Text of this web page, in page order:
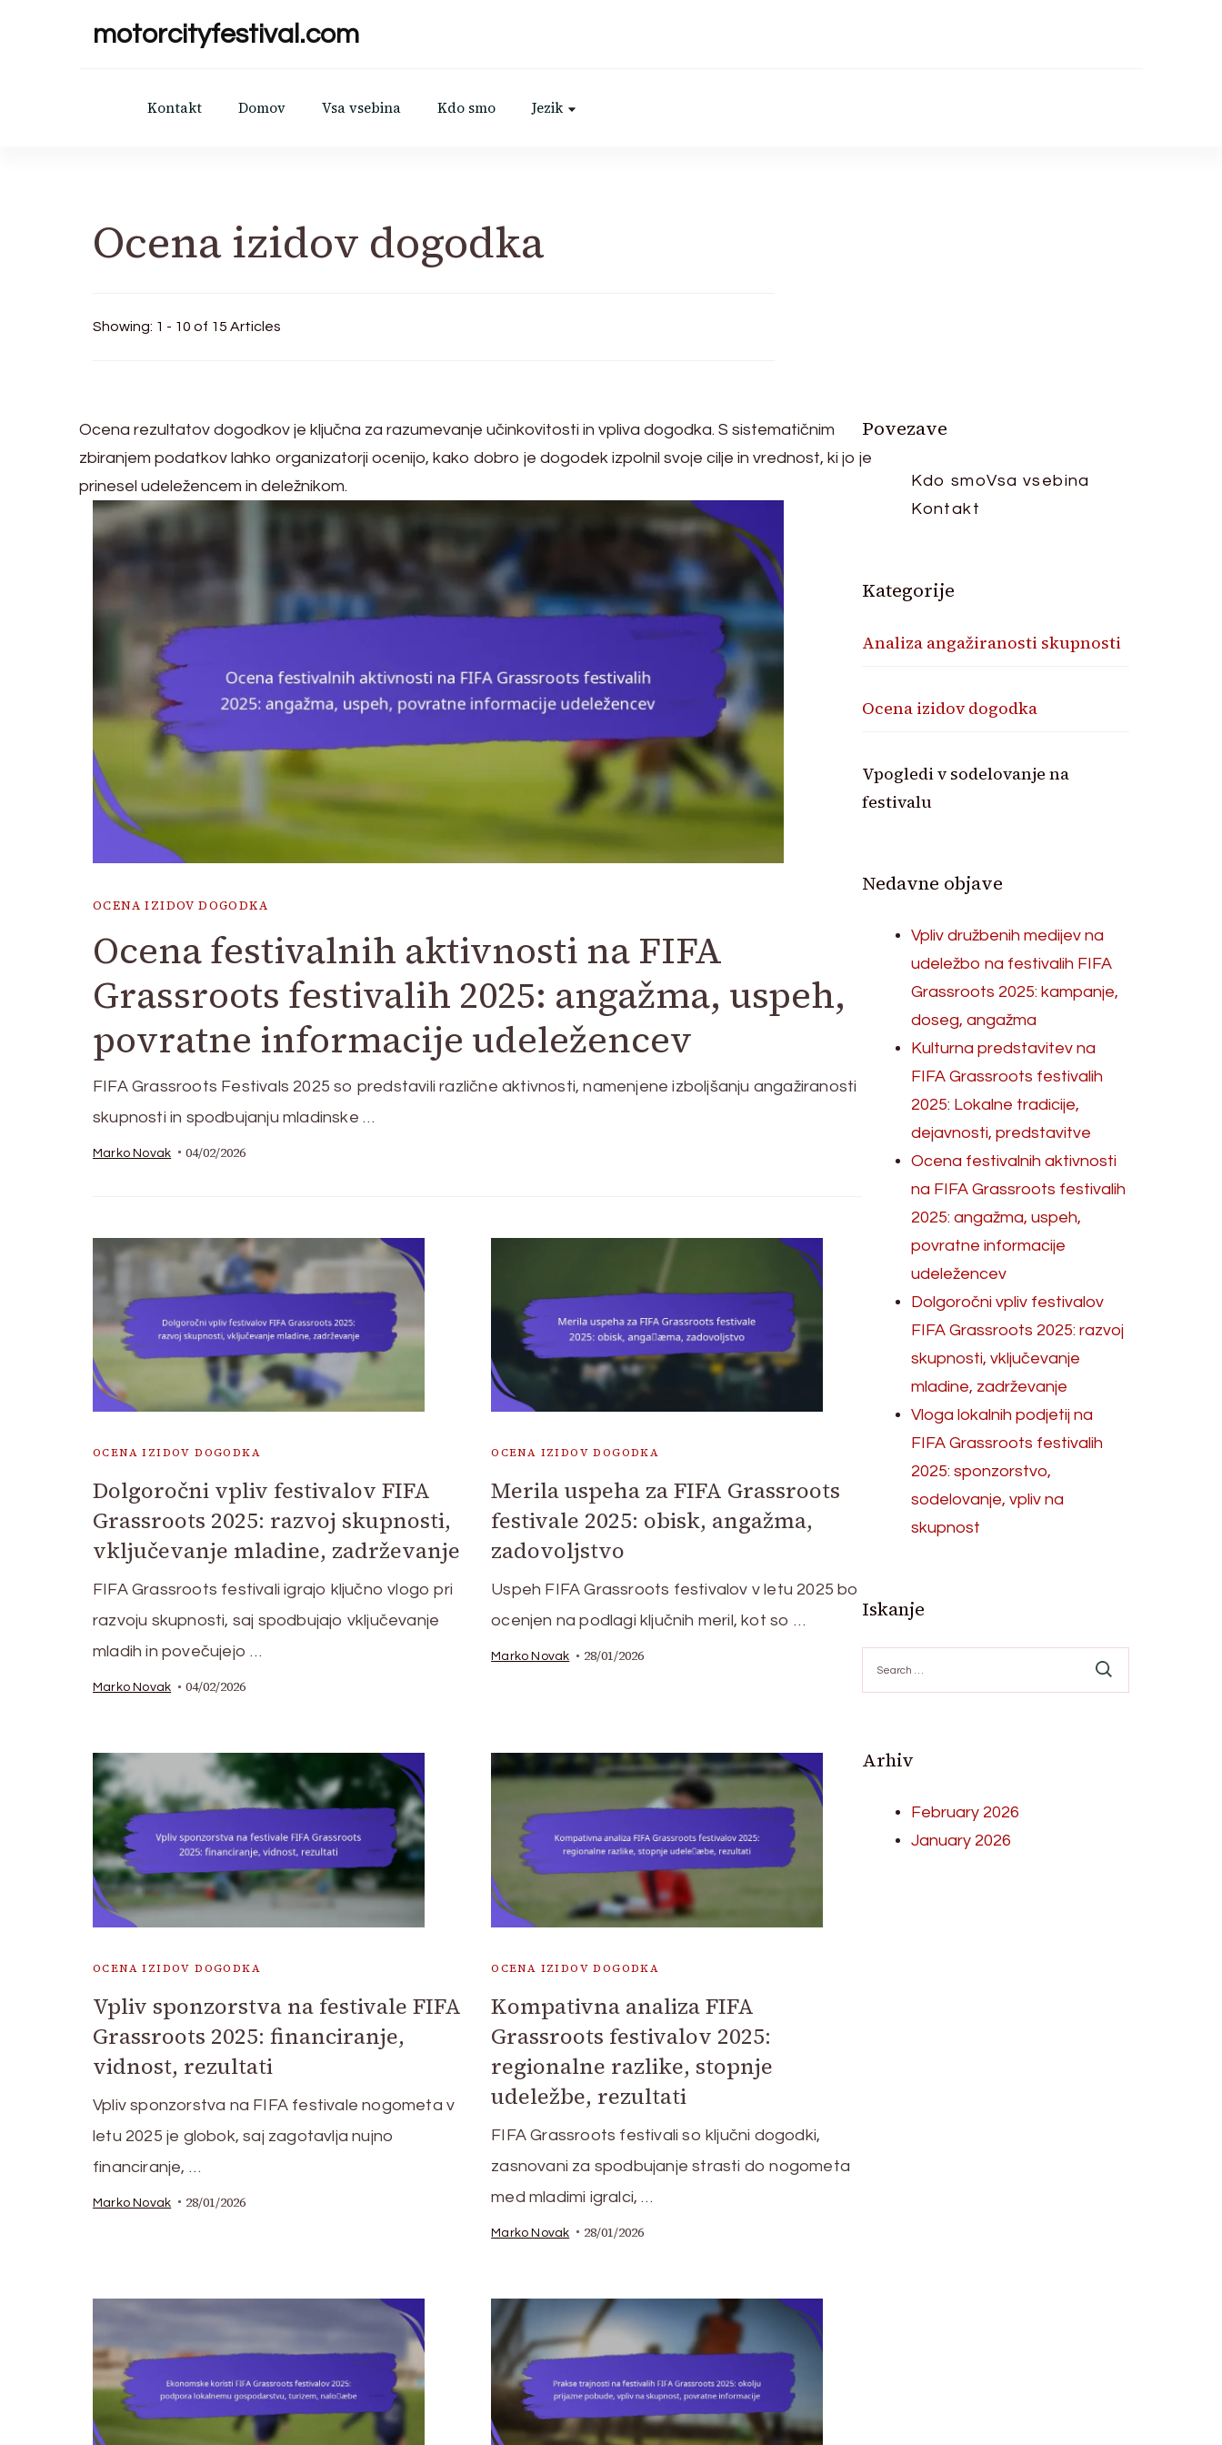
motorcityfestival.com
Kontakt Domov Vsa vsebina Kdo smo Jezik
Ocena izidov dogodka
Showing: 1 - 10 of 15 Articles
Ocena rezultatov dogodkov je ključna za razumevanje učinkovitosti in vpliva dogodka. S sistematičnim
zbiranjem podatkov lahko organizatorji ocenijo, kako dobro je dogodek izpolnil svoje cilje in vrednost, ki jo je
prinesel udeležencem in deležnikom.
OCENA IZIDOV DOGODKA
Ocena festivalnih aktivnosti na FIFA
Grassroots festivalih 2025: angažma, uspeh,
povratne informacije udeležencev
FIFA Grassroots Festivals 2025 so predstavili različne aktivnosti, namenjene izboljšanju angažiranosti
skupnosti in spodbujanju mladinske …
Marko Novak 04/02/2026
OCENA IZIDOV DOGODKA
Dolgoročni vpliv festivalov FIFA
Grassroots 2025: razvoj skupnosti,
vključevanje mladine, zadrževanje
FIFA Grassroots festivali igrajo ključno vlogo pri
razvoju skupnosti, saj spodbujajo vključevanje
mladih in povečujejo …
Marko Novak 04/02/2026
OCENA IZIDOV DOGODKA
Merila uspeha za FIFA Grassroots
festivale 2025: obisk, angažma,
zadovoljstvo
Uspeh FIFA Grassroots festivalov v letu 2025 bo
ocenjen na podlagi ključnih meril, kot so …
Marko Novak 28/01/2026
OCENA IZIDOV DOGODKA
Vpliv sponzorstva na festivale FIFA
Grassroots 2025: financiranje,
vidnost, rezultati
Vpliv sponzorstva na FIFA festivale nogometa v
letu 2025 je globok, saj zagotavlja nujno
financiranje, …
Marko Novak 28/01/2026
OCENA IZIDOV DOGODKA
Kompativna analiza FIFA
Grassroots festivalov 2025:
regionalne razlike, stopnje
udeležbe, rezultati
FIFA Grassroots festivali so ključni dogodki,
zasnovani za spodbujanje strasti do nogometa
med mladimi igralci, …
Marko Novak 28/01/2026
Povezave
Kdo smoVsa vsebina
Kontakt
Kategorije
Analiza angažiranosti skupnosti
Ocena izidov dogodka
Vpogledi v sodelovanje na
festivalu
Nedavne objave
Vpliv družbenih medijev na
udeležbo na festivalih FIFA
Grassroots 2025: kampanje,
doseg, angažma
Kulturna predstavitev na
FIFA Grassroots festivalih
2025: Lokalne tradicije,
dejavnosti, predstavitve
Ocena festivalnih aktivnosti
na FIFA Grassroots festivalih
2025: angažma, uspeh,
povratne informacije
udeležencev
Dolgoročni vpliv festivalov
FIFA Grassroots 2025: razvoj
skupnosti, vključevanje
mladine, zadrževanje
Vloga lokalnih podjetij na
FIFA Grassroots festivalih
2025: sponzorstvo,
sodelovanje, vpliv na
skupnost
Iskanje
for:
Arhiv
February 2026
January 2026